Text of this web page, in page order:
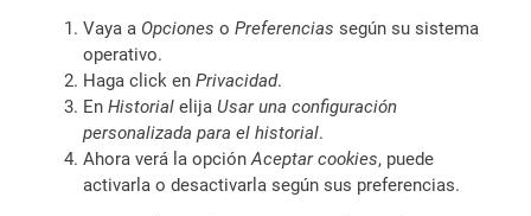
Vaya a Opciones o Preferencias según su sistema
operativo.
Haga click en Privacidad.
En Historial elija Usar una configuración
personalizada para el historial.
Ahora verá la opción Aceptar cookies, puede
activarla o desactivarla según sus preferencias.